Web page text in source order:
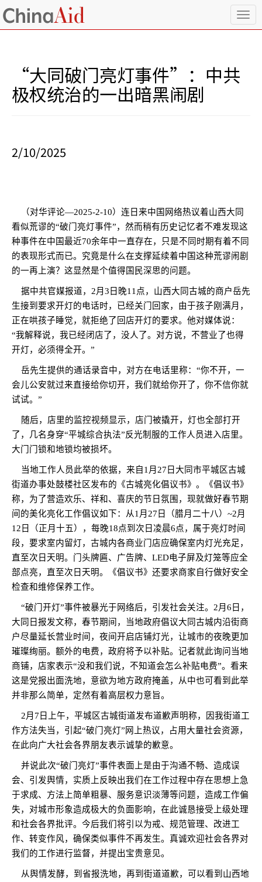
T
o
“大同破门亮灯事件”：中共
极权统治的一出暗黑闹剧
2/10/2025
（对华评论—2025-2-10）连日来中国网络热议着山西大同
看似荒谬的“破门亮灯事件”，然而稍有历史记忆者不难发现这
种事件在中国最近70余年中一直存在，只是不同时期有着不同
的表现形式而已。究竟是什么在支撑延续着中国这种荒谬闹剧
的一再上演？这显然是个值得国民深思的问题。
据中共官媒报道， 2月 3 日晚11 点，山西大同古城的商户岳先
生接到要求开灯的电话时，已经关门回家，由于孩子刚满月，
正在哄孩子睡觉，就拒绝了回店开灯的要求。他对媒体说：
“我解释说，我已经闭店了，没人了。对方说，不营业了也得
开灯，必须得全开。 ”
岳先生提供的通话录音中，对方在电话里称： “你不开，一
会儿公安就过来直接给你切开，我们就给你开了，你不信你就
试试。 ”
随后，店里的监控视频显示，店门被撬开，灯也全部打开
了，几名身穿“平城综合执法”反光制服的工作人员进入店里。
大门门锁和地锁均被损坏。
当地工作人员此举的依据，来自 1 月 27 日大同市平城区古城
街道办事处鼓楼社区发布的《古城亮化倡议书》。《倡议书》
称，为了营造欢乐、祥和、喜庆的节日氛围，现就做好春节期
间的美化亮化工作倡议如下：从1 月 27 日（腊月二十八） ~2月
12 日（正月十五），每晚18点到次日凌晨6点，属于亮灯时间
段，要求室内留灯，古城内各商业门店应确保室内灯光充足，
直至次日天明。门头牌匾、广告牌、 LED电子屏及灯笼等应全
部点亮，直至次日天明。《倡议书》还要求商家自行做好安全
检查和维修保养工作。
“破门开灯”事件被暴光于网络后，引发社会关注。 2月 6 日，
大同日报发文称，春节期间，当地政府倡议大同古城内沿街商
户尽量延长营业时间，夜间开启店铺灯光，让城市的夜晚更加
璀璨绚丽。额外的电费，政府将予以补贴。记者就此询问当地
商铺，店家表示“没和我们说，不知道会怎么补贴电费”。看来
这是党报出面洗地，意欲为地方政府掩盖，从中也可看到此举
并非那么简单，定然有着高层权力意旨。
2月 7 日上午，平城区古城街道发布道歉声明称，因我街道工
作方法失当，引起“破门亮灯” 网上热议，占用大量社会资源，
在此向广大社会各界朋友表示诚挚的歉意。
并说此次“破门亮灯”事件表面上是由于沟通不畅、造成误
会、引发舆情，实质上反映出我们在工作过程中存在思想上急
于求成、方法上简单粗暴、服务意识淡薄等问题，造成工作偏
失，对城市形象造成极大的负面影响，在此诚恳接受上级处理
和社会各界批评。今后我们将引以为戒、规范管理、改进工
作、转变作风，确保类似事件不再发生。真诚欢迎社会各界对
我们的工作进行监督，并提出宝贵意见。
从舆情发酵，到省报洗地，再到街道道歉，可以看到山西地